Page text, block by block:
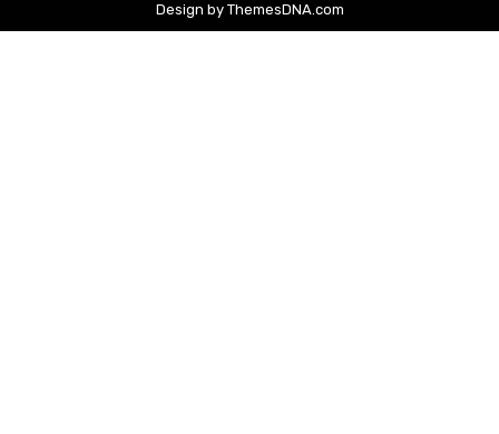
Design by ThemesDNA.com